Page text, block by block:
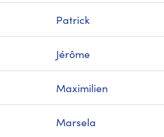
Patrick
Jérôme
Maximilien
Marsela